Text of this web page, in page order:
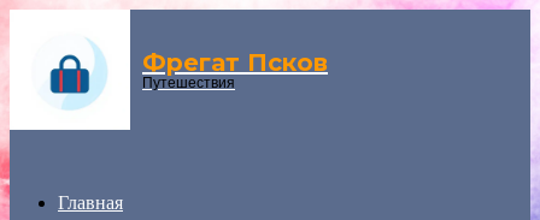
Фрегат Псков
Путешествия
Главная